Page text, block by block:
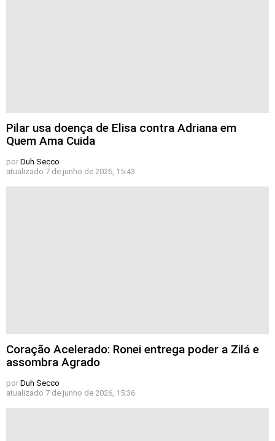
Pilar usa doença de Elisa contra Adriana em
Quem Ama Cuida
por Duh Secco
atualizado 7 de junho de 2026, 15:43
Coração Acelerado: Ronei entrega poder a Zilá e
assombra Agrado
por Duh Secco
atualizado 7 de junho de 2026, 15:36